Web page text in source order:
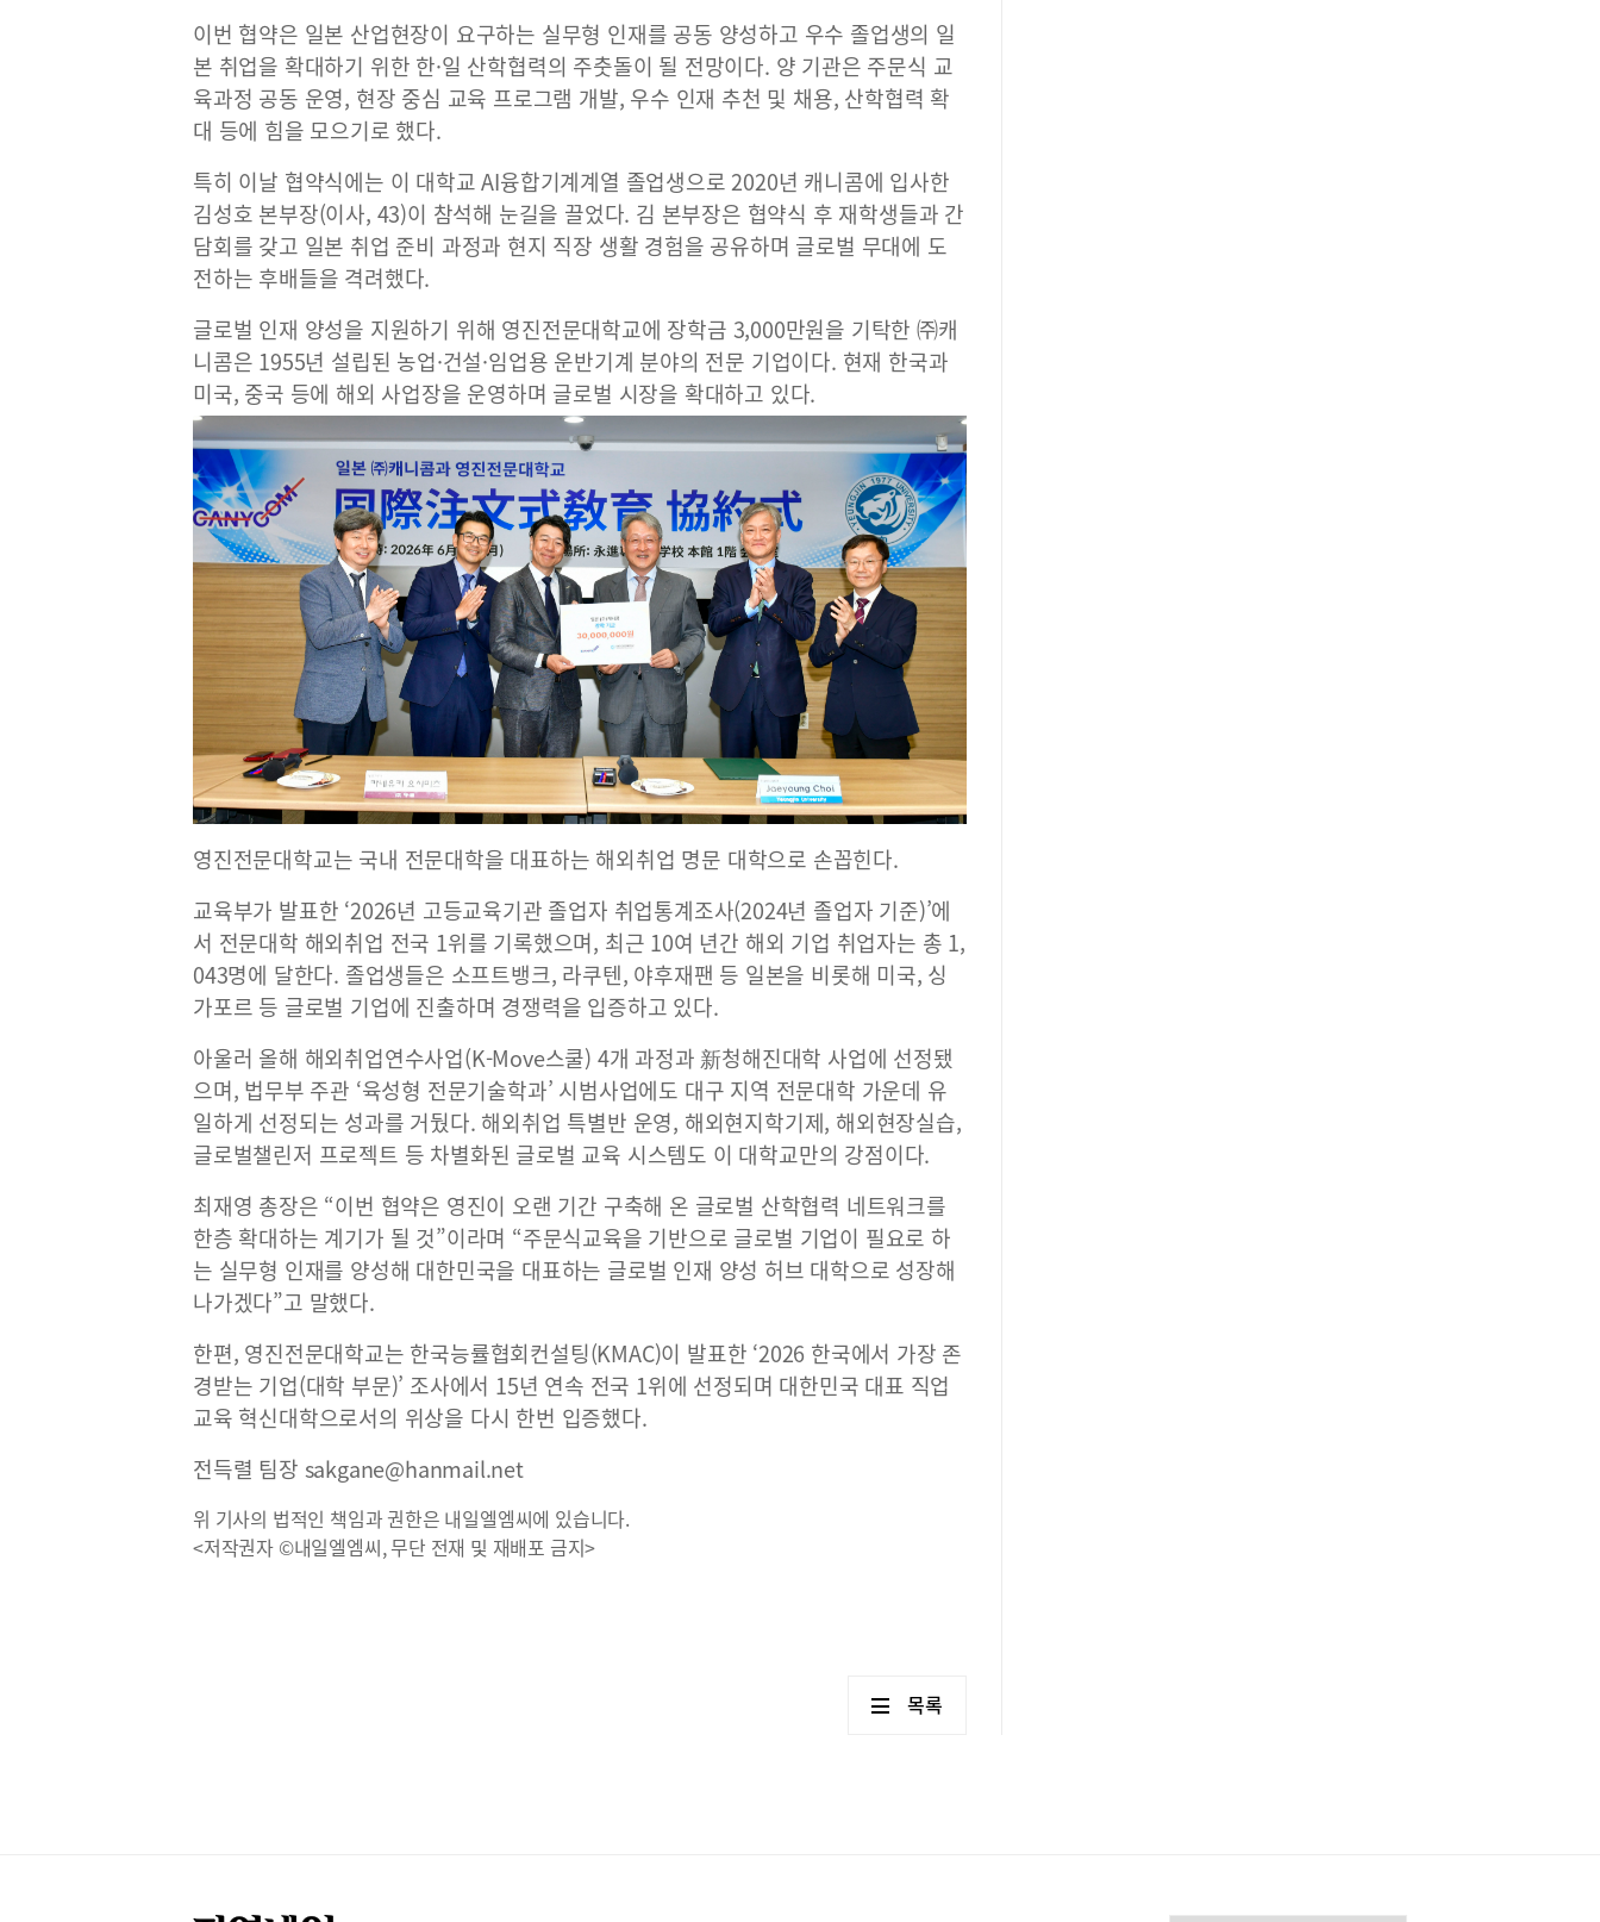
이번 협약은 일본 산업현장이 요구하는 실무형 인재를 공동 양성하고 우수 졸업생의 일
본 취업을 확대하기 위한 한·일 산학협력의 주춧돌이 될 전망이다. 양 기관은 주문식 교
육과정 공동 운영, 현장 중심 교육 프로그램 개발, 우수 인재 추천 및 채용, 산학협력 확
대 등에 힘을 모으기로 했다.
특히 이날 협약식에는 이 대학교 AI융합기계계열 졸업생으로 2020년 캐니콤에 입사한
김성호 본부장(이사, 43)이 참석해 눈길을 끌었다. 김 본부장은 협약식 후 재학생들과 간
담회를 갖고 일본 취업 준비 과정과 현지 직장 생활 경험을 공유하며 글로벌 무대에 도
전하는 후배들을 격려했다.
글로벌 인재 양성을 지원하기 위해 영진전문대학교에 장학금 3,000만원을 기탁한 ㈜캐
니콤은 1955년 설립된 농업·건설·임업용 운반기계 분야의 전문 기업이다. 현재 한국과
미국, 중국 등에 해외 사업장을 운영하며 글로벌 시장을 확대하고 있다.
영진전문대학교는 국내 전문대학을 대표하는 해외취업 명문 대학으로 손꼽힌다.
교육부가 발표한 ‘2026년 고등교육기관 졸업자 취업통계조사(2024년 졸업자 기준)’에
서 전문대학 해외취업 전국 1위를 기록했으며, 최근 10여 년간 해외 기업 취업자는 총 1,
043명에 달한다. 졸업생들은 소프트뱅크, 라쿠텐, 야후재팬 등 일본을 비롯해 미국, 싱
가포르 등 글로벌 기업에 진출하며 경쟁력을 입증하고 있다.
아울러 올해 해외취업연수사업(K-Move스쿨) 4개 과정과 新청해진대학 사업에 선정됐
으며, 법무부 주관 ‘육성형 전문기술학과’ 시범사업에도 대구 지역 전문대학 가운데 유
일하게 선정되는 성과를 거뒀다. 해외취업 특별반 운영, 해외현지학기제, 해외현장실습,
글로벌챌린저 프로젝트 등 차별화된 글로벌 교육 시스템도 이 대학교만의 강점이다.
최재영 총장은 “이번 협약은 영진이 오랜 기간 구축해 온 글로벌 산학협력 네트워크를
한층 확대하는 계기가 될 것”이라며 “주문식교육을 기반으로 글로벌 기업이 필요로 하
는 실무형 인재를 양성해 대한민국을 대표하는 글로벌 인재 양성 허브 대학으로 성장해
나가겠다”고 말했다.
한편, 영진전문대학교는 한국능률협회컨설팅(KMAC)이 발표한 ‘2026 한국에서 가장 존
경받는 기업(대학 부문)’ 조사에서 15년 연속 전국 1위에 선정되며 대한민국 대표 직업
교육 혁신대학으로서의 위상을 다시 한번 입증했다.
전득렬 팀장 sakgane@hanmail.net
위 기사의 법적인 책임과 권한은 내일엘엠씨에 있습니다.
<저작권자 ©내일엘엠씨, 무단 전재 및 재배포 금지>
목록